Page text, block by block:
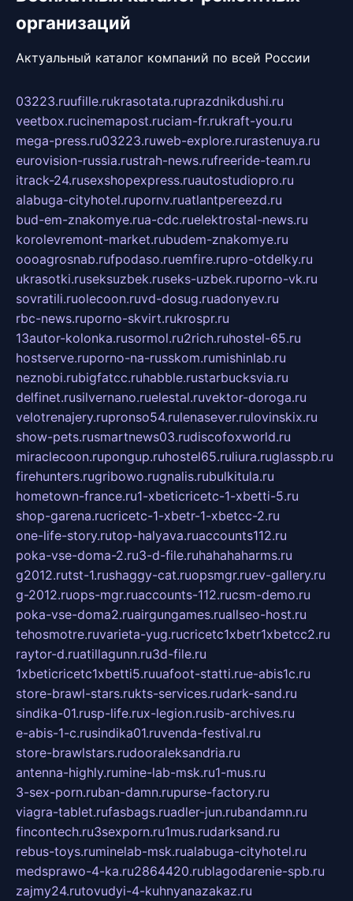
организаций
Актуальный каталог компаний по всей России
03223.ruufille.rukrasotata.ruprazdnikdushi.ru
veetbox.rucinemapost.ruciam-fr.rukraft-you.ru
mega-press.ru03223.ruweb-explore.rurastenuya.ru
eurovision-russia.rustrah-news.rufreeride-team.ru
itrack-24.rusexshopexpress.ruautostudiopro.ru
alabuga-cityhotel.rupornv.ruatlantpereezd.ru
bud-em-znakomye.rua-cdc.ruelektrostal-news.ru
korolevremont-market.rubudem-znakomye.ru
oooagrosnab.rufpodaso.ruemfire.rupro-otdelky.ru
ukrasotki.ruseksuzbek.ruseks-uzbek.ruporno-vk.ru
sovratili.ruolecoon.ruvd-dosug.ruadonyev.ru
rbc-news.ruporno-skvirt.rukrospr.ru
13autor-kolonka.rusormol.ru2rich.ruhostel-65.ru
hostserve.ruporno-na-russkom.rumishinlab.ru
neznobi.rubigfatcc.ruhabble.rustarbucksvia.ru
delfinet.rusilvernano.ruelestal.ruvektor-doroga.ru
velotrenajery.rupronso54.rulenasever.rulovinskix.ru
show-pets.rusmartnews03.rudiscofoxworld.ru
miraclecoon.rupongup.ruhostel65.ruliura.ruglasspb.ru
firehunters.rugribowo.rugnalis.rubulkitula.ru
hometown-france.ru1-xbeticricetc-1-xbetti-5.ru
shop-garena.rucricetc-1-xbetr-1-xbetcc-2.ru
one-life-story.rutop-halyava.ruaccounts112.ru
poka-vse-doma-2.ru3-d-file.ruhahahaharms.ru
g2012.rutst-1.rushaggy-cat.ruopsmgr.ruev-gallery.ru
g-2012.ruops-mgr.ruaccounts-112.rucsm-demo.ru
poka-vse-doma2.ruairgungames.ruallseo-host.ru
tehosmotre.ruvarieta-yug.rucricetc1xbetr1xbetcc2.ru
raytor-d.ruatillagunn.ru3d-file.ru
1xbeticricetc1xbetti5.ruuafoot-statti.rue-abis1c.ru
store-brawl-stars.rukts-services.rudark-sand.ru
sindika-01.rusp-life.rux-legion.rusib-archives.ru
e-abis-1-c.rusindika01.ruvenda-festival.ru
store-brawlstars.rudooraleksandria.ru
antenna-highly.rumine-lab-msk.ru1-mus.ru
3-sex-porn.ruban-damn.rupurse-factory.ru
viagra-tablet.rufasbags.ruadler-jun.rubandamn.ru
fincontech.ru3sexporn.ru1mus.rudarksand.ru
rebus-toys.ruminelab-msk.rualabuga-cityhotel.ru
medsprawo-4-ka.ru2864420.rublagodarenie-spb.ru
zajmy24.rutovudyi-4-kuhnyanazakaz.ru